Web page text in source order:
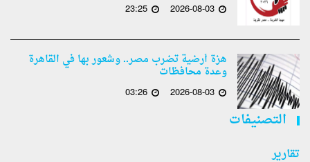
2026-08-03
23:25
هزة أرضية تضرب مصر.. وشعور بها في القاهرة
وعدة محافظات
2026-08-03
03:26
التصنيفات
تقارير